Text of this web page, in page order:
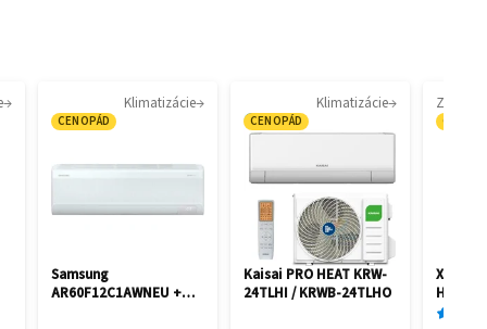
Klimatizácie
CENOPÁD
Samsung
AR60F12C1AWNEU +
Klimatizácie
CENOPÁD
Kaisai PRO HEAT KRW-
24TLHI / KRWB-24TLHO
Xiaomi